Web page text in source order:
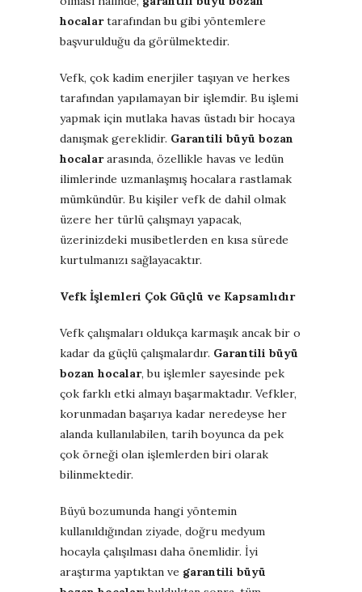
hocalartarafından bu gibi yöntemlere
başvurulduğu da görülmektedir.
Vefk, çok kadim enerjiler taşıyan ve herkes
tarafından yapılamayan bir işlemdir. Bu işlemi
yapmak için mutlaka havas üstadı bir hocaya
danışmak gereklidir. Garantili büyü bozan
hocalararasında, özellikle havas ve ledün
ilimlerinde uzmanlaşmış hocalara rastlamak
mümkündür. Bu kişiler vefk de dahil olmak
üzere her türlü çalışmayı yapacak,
üzerinizdeki musibetlerden en kısa sürede
kurtulmanızı sağlayacaktır.
Vefk İşlemleri Çok Güçlü ve Kapsamlıdır
Vefk çalışmaları oldukça karmaşık ancak bir o
kadar da güçlü çalışmalardır. Garantili büyü
bozan hocalar, bu işlemler sayesinde pek
çok farklı etki almayı başarmaktadır. Vefkler,
korunmadan başarıya kadar neredeyse her
alanda kullanılabilen, tarih boyunca da pek
çok örneği olan işlemlerden biri olarak
bilinmektedir.
Büyü bozumunda hangi yöntemin
kullanıldığından ziyade, doğru medyum
hocayla çalışılması daha önemlidir. İyi
araştırma yaptıktan ve garantili büyü